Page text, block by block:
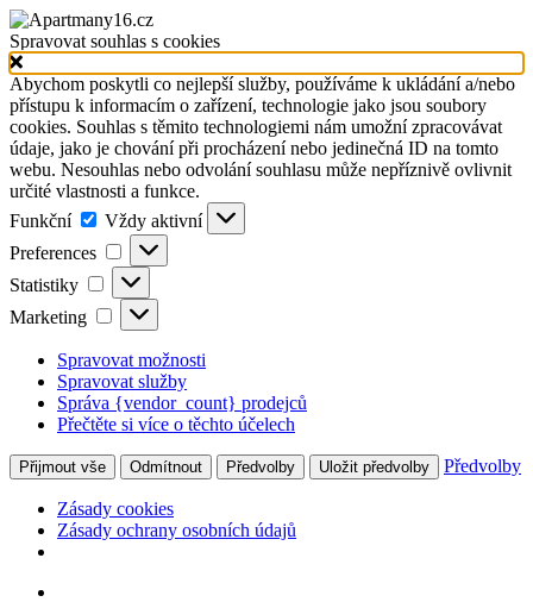
Spravovat souhlas s cookies
Abychom poskytli co nejlepší služby, používáme k ukládání a/nebo
přístupu k informacím o zařízení, technologie jako jsou soubory
cookies. Souhlas s těmito technologiemi nám umožní zpracovávat
údaje, jako je chování při procházení nebo jedinečná ID na tomto
webu. Nesouhlas nebo odvolání souhlasu může nepříznivě ovlivnit
určité vlastnosti a funkce.
Funkční
Funkční
Vždy aktivní
Preferences
Preferences
Statistiky Statistiky
Marketing Marketing
Spravovat možnosti
Spravovat služby
Správa {vendor_count} prodejců
Přečtěte si více o těchto účelech
Přijmout vše Odmítnout Předvolby Uložit předvolby Předvolby
Zásady cookies
Zásady ochrany osobních údajů